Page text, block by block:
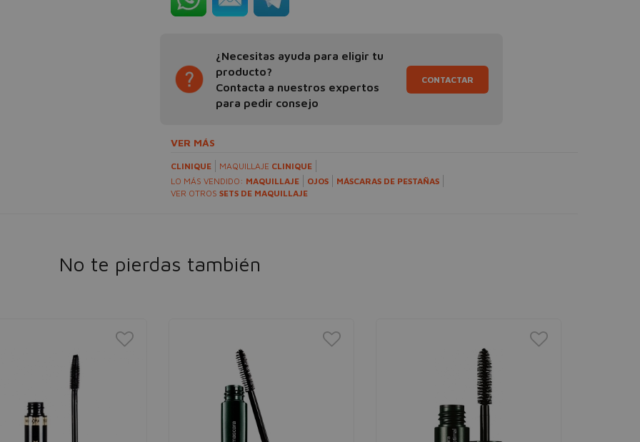
¿Necesitas ayuda para eligir tu
producto?
Contacta a nuestros expertos
para pedir consejo
CONTACTAR
VER MÁS
CLINIQUE MAQUILLAJE CLINIQUE
LO MÁS VENDIDO: MAQUILLAJE OJOS
MÁSCARAS DE PESTAÑAS
VER OTROS SETS DE MAQUILLAJE
No te pierdas también